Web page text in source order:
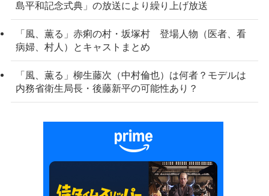
島平和記念式典」の放送により繰り上げ放送
「風、薫る」赤痢の村・坂塚村 登場人物（医者、看
病婦、村人）とキャストまとめ
「風、薫る」柳生藤次（中村倫也）は何者？モデルは
内務省衛生局長・後藤新平の可能性あり？